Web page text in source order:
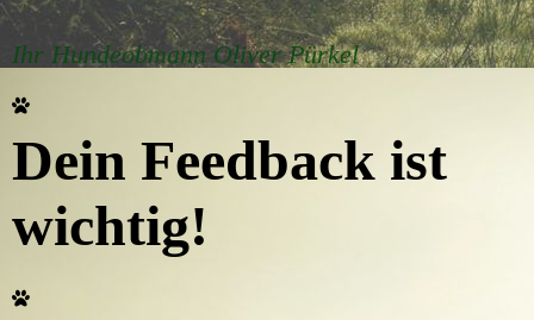
Ihr Hundeobmann Oliver Pürkel
Dein Feedback ist
wichtig!